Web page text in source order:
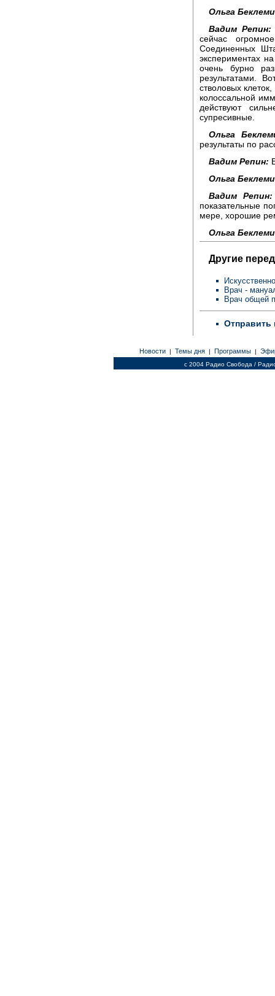
Ольга
Вадим Репин:
сейчас
Соединенных
экспериментах
очень бурно
результатами.
стволовых
колоссальной
действуют
супресивные.
Ольга
результаты по
Вадим Репин:
Ольга
Вадим Репин:
показательные
мере, хорошие
Ольга
Другие
Врач -
Врач общей
Отправить
Новости | Темы дня | Программы |
c 2004 Радио Свобода /